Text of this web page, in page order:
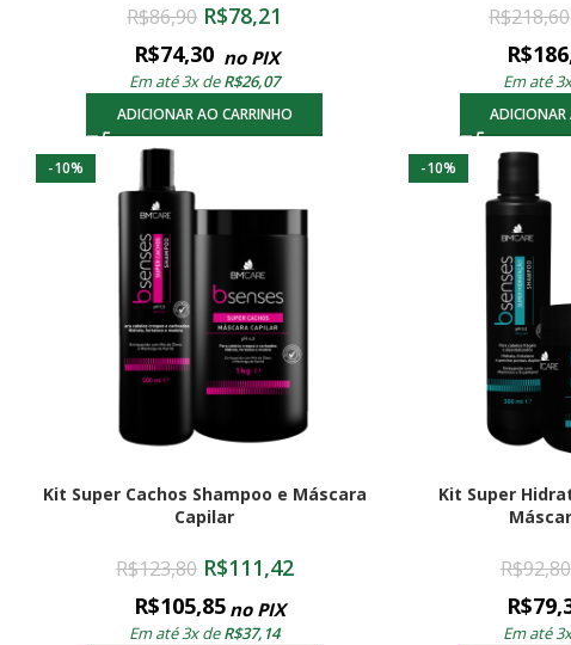
R$86,90 R$78,21
R$74,30 no PIX
Em até 3x deR$26,07
ADICIONAR AO CARRINHO
R$218,60
R$
Em até
ADICIONAR
-10%
Kit Super Cachos Shampoo e Máscara
Capilar
R$123,80 R$111,42
R$105,85 no PIX
Em até 3x deR$37,14
-10%
Kit Super
R$92,80
R$
Em até